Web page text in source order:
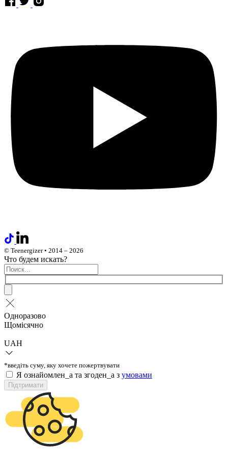
© Teenergizer • 2014 – 2026
Что будем искать?
Одноразово
Щомісячно
UAH
*введіть суму, яку хочете пожертвувати
Я ознайомлен_а та згоден_а з умовами
Підтримати